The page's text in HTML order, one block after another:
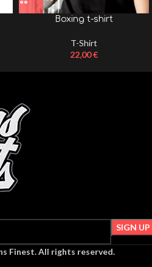
Boxing t-shirt
T-Shirt
22,00€
Finest. All rights reserved.